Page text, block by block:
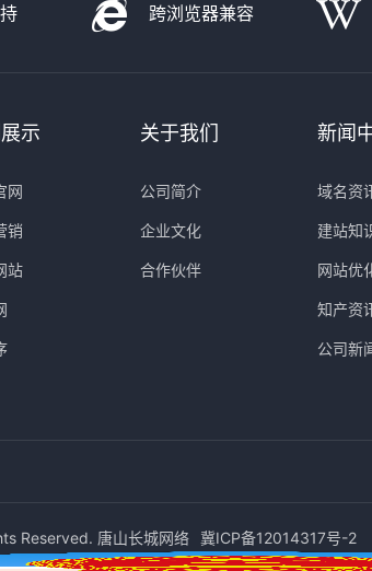
跨浏览器兼容
示
网
销
站
关于我们
公司简介
企业文化
合作伙伴
新闻
域名资
建站知
网站优
知产资
公司新
Reserved. 唐山长城网络 冀ICP备12014317号-2